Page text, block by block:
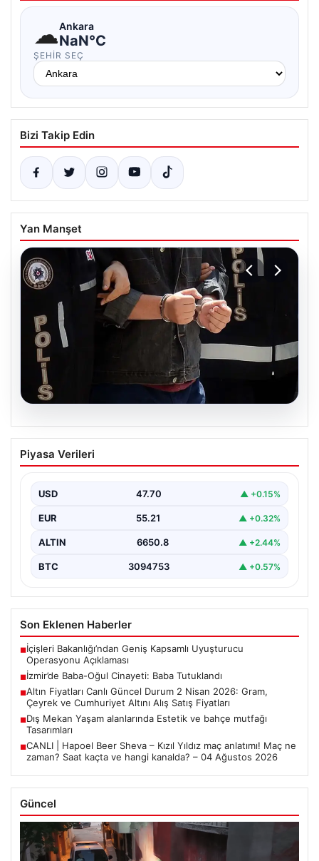
☁Ankara
NaN°C
ŞEHIR SEÇ
Bizi Takip Edin
Yan Manşet
05.08.2026
İzmir’de Baba-Oğul Cinayeti: Baba
Tutuklandı
67 yaşındaki Selçuk A., oğluna karşı çıkan…
Piyasa Verileri
USD 47.70 ▲ +0.15%
EUR 55.21 ▲ +0.32%
ALTIN 6650.8 ▲ +2.44%
BTC 3094753 ▲ +0.57%
Son Eklenen Haberler
■İçişleri Bakanlığı’ndan Geniş Kapsamlı Uyuşturucu
Operasyonu Açıklaması
■İzmir’de Baba-Oğul Cinayeti: Baba Tutuklandı
■Altın Fiyatları Canlı Güncel Durum 2 Nisan 2026: Gram,
Çeyrek ve Cumhuriyet Altını Alış Satış Fiyatları
■Dış Mekan Yaşam alanlarında Estetik ve bahçe mutfağı
Tasarımları
■CANLI | Hapoel Beer Sheva – Kızıl Yıldız maç anlatımı! Maç ne
zaman? Saat kaçta ve hangi kanalda? – 04 Ağustos 2026
Güncel